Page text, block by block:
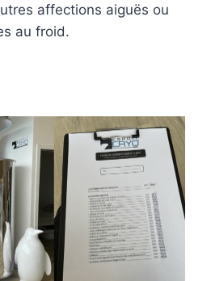
affections aiguës ou
au froid.